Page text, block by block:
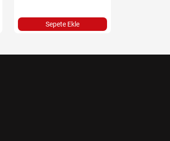
Sepete Ekle